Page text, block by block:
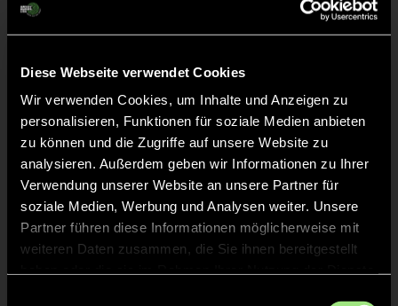
Diese Webseite verwendet Cookies
Wir verwenden Cookies, um Inhalte und Anzeigen zu
personalisieren, Funktionen für soziale Medien anbieten
zu können und die Zugriffe auf unsere Website zu
analysieren. Außerdem geben wir Informationen zu Ihrer
Verwendung unserer Website an unsere Partner für
soziale Medien, Werbung und Analysen weiter. Unsere
Partner führen diese Informationen möglicherweise mit
weiteren Daten zusammen, die Sie ihnen bereitgestellt
11
Jule WOLF
Jana MULSOW 24
Staff